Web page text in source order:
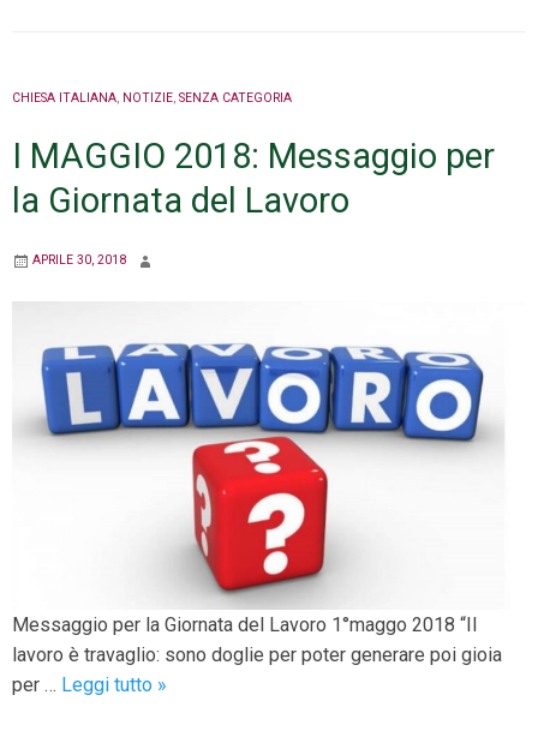
CHIESA ITALIANA, NOTIZIE, SENZA CATEGORIA
I MAGGIO 2018: Messaggio per
la Giornata del Lavoro
APRILE 30, 2018
Messaggio per la Giornata del Lavoro 1°maggo 2018 “Il
lavoro è travaglio: sono doglie per poter generare poi gioia
per … Leggi tutto I»